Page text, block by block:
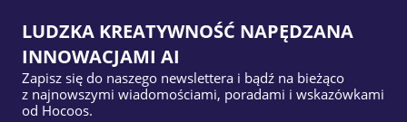
LUDZKA KREATYWNOŚĆ NAPĘDZANA
INNOWACJAMI AI
Zapisz się do naszego newslettera i bądź na bieżąco
z najnowszymi wiadomościami, poradami i wskazówkami
od Hocoos.